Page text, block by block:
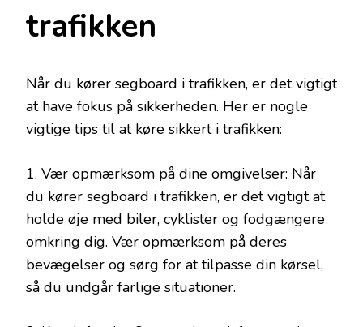
trafikken
Når du kører segboard i trafikken, er det vigtigt
at have fokus på sikkerheden. Her er nogle
vigtige tips til at køre sikkert i trafikken:
1. Vær opmærksom på dine omgivelser: Når
du kører segboard i trafikken, er det vigtigt at
holde øje med biler, cyklister og fodgængere
omkring dig. Vær opmærksom på deres
bevægelser og sørg for at tilpasse din kørsel,
så du undgår farlige situationer.